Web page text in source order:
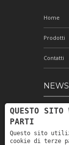
Home
Prodotti
Contatti
Iscriviti
QUESTO
PARTI
Questo sito
cookie di terze